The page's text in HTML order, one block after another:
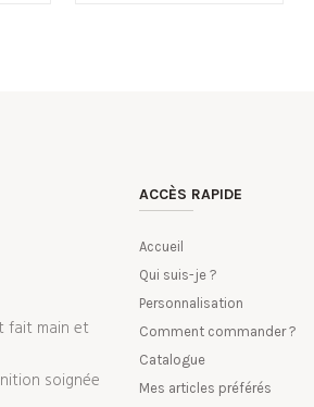
fait main et
soignée
ACCÈS RAPIDE
Accueil
Qui suis-je ?
Personnalisation
Comment commander ?
Catalogue
Mes articles préférés